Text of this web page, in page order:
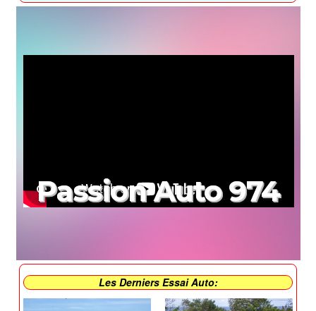
Passion Auto 974
Les Derniers Essai Auto: